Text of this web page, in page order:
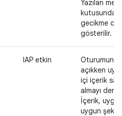
Yazılan
kutusunda
gecikme
gösterilir.
IAP etkin
Oturumunuz
açıkken
içi içerik
almayı
İçerik,
uygun